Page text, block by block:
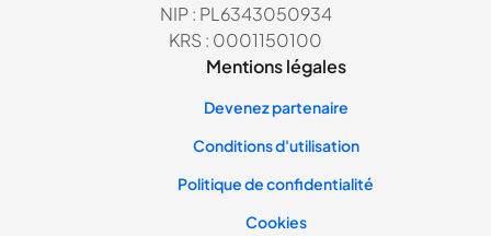
NIP : PL6343050934
KRS : 0001150100
Mentions légales
Devenez partenaire
Conditions d'utilisation
Politique de confidentialité
Cookies